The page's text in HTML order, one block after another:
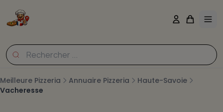
Meilleure Pizzeria Annuaire Pizzeria
Haute-Savoie
Vacheresse